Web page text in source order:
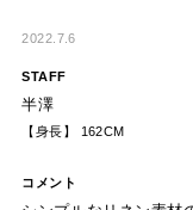
2022.7.6
STAFF
半澤
【身長】 162CM
コメント